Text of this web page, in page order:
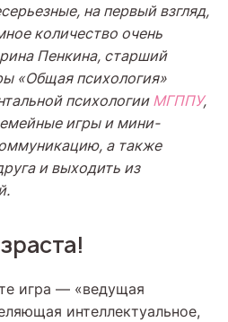
на первый взгляд,
количество очень
Пенкина, старший
«Общая психология»
психологииМГППУ,
игры и мини-
а также
и выходить из
игра — «ведущая
интеллектуальное,